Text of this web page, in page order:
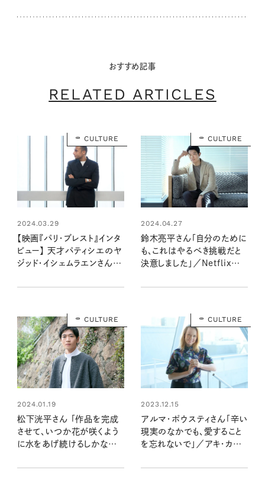
おすすめ記事
RELATED ARTICLES
CULTURE
2024.03.29
【映画『パリ・ブレスト』インタ
ビュー】 天才パティシエのヤ
ジッド・イシェムラエンさんが
方法
CULTURE
2024.04.27
鈴木亮平さん「自分のために
も、これはやるべき挑戦だと
決意しました」／Netflix映
ビュー
CULTURE
2024.01.19
松下洸平さん 「作品を完成
させて、いつか花が咲くよう
に水をあげ続けるしかない」
CULTURE
2023.12.15
アルマ・ポウスティさん「辛い
現実のなかでも、愛すること
を忘れないで」／アキ・カウリ
ンタビュー